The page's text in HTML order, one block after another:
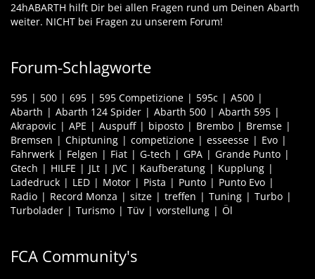
24hABARTH hilft Dir bei allen Fragen rund um Deinen Abarth
weiter. NICHT bei Fragen zu unserem Forum!
Forum-Schlagworte
595 500 695 595 Competizione 595c
A500
Abarth
Abarth 124 Spider Abarth 500
Abarth 595
Akrapovic
APE Auspuff biposto Brembo
Bremse
Bremsen
Chiptuning competizione esseesse
Evo
Fahrwerk
Felgen Fiat G-tech GPA
Grande Punto
Gtech
HILFE JLt JVC Kaufberatung
Kupplung
Ladedruck
LED Motor Pista Punto
Punto Evo
Radio
Record Monza sitze treffen Tuning
Turbo
Turbolader
Turismo Tüv vorstellung Öl
FCA Community's